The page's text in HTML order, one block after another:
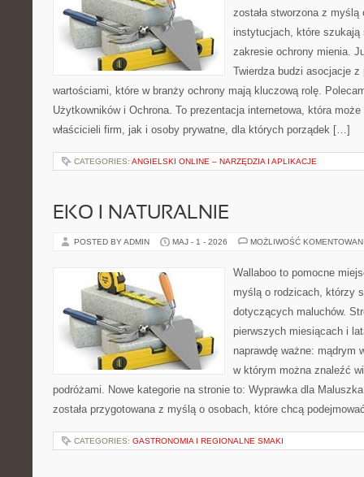
została stworzona z
instytucjach, które szukają
zakresie ochrony mienia.
Twierdza budzi asocjacje
wartościami, które w branży ochrony mają kluczową rolę.
Użytkowników i Ochrona. To prezentacja internetowa, która
właścicieli firm, jak i osoby prywatne, dla których porządek […]
CATEGORIES: ANGIELSKI ONLINE – NARZĘDZIA I APLIKACJE
EKO I NATURALNIE
POSTED BY ADMIN MAJ - 1 - 2026 MOŻLIWOŚĆ
Wallaboo to pomocne
myślą o rodzicach, którzy
dotyczących maluchów.
pierwszych miesiącach i
naprawdę ważne: mądrym
w którym można znaleźć
podróżami. Nowe kategorie na stronie to: Wyprawka dla
została przygotowana z myślą o osobach, które chcą
CATEGORIES: GASTRONOMIA I REGIONALNE SMAKI